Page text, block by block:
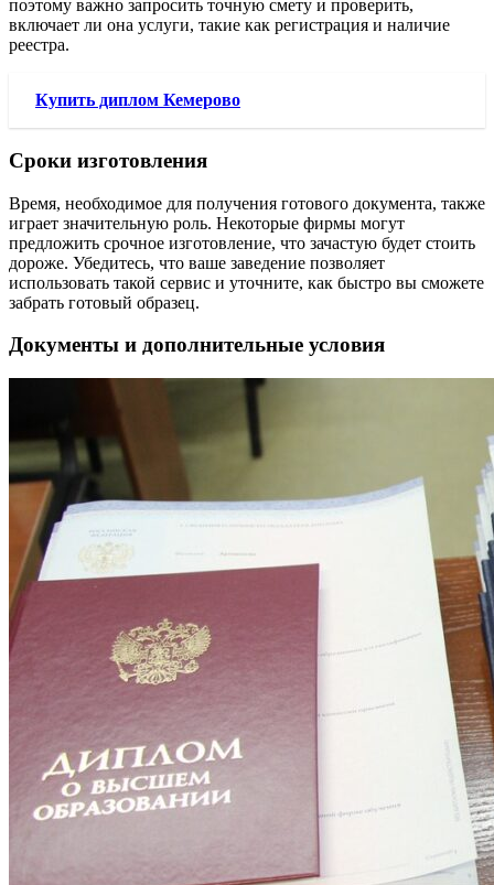
поэтому важно запросить точную смету и проверить,
включает ли она услуги, такие как регистрация и наличие
реестра.
Купить диплом Кемерово
Сроки изготовления
Время, необходимое для получения готового документа, также
играет значительную роль. Некоторые фирмы могут
предложить срочное изготовление, что зачастую будет стоить
дороже. Убедитесь, что ваше заведение позволяет
использовать такой сервис и уточните, как быстро вы сможете
забрать готовый образец.
Документы и дополнительные условия